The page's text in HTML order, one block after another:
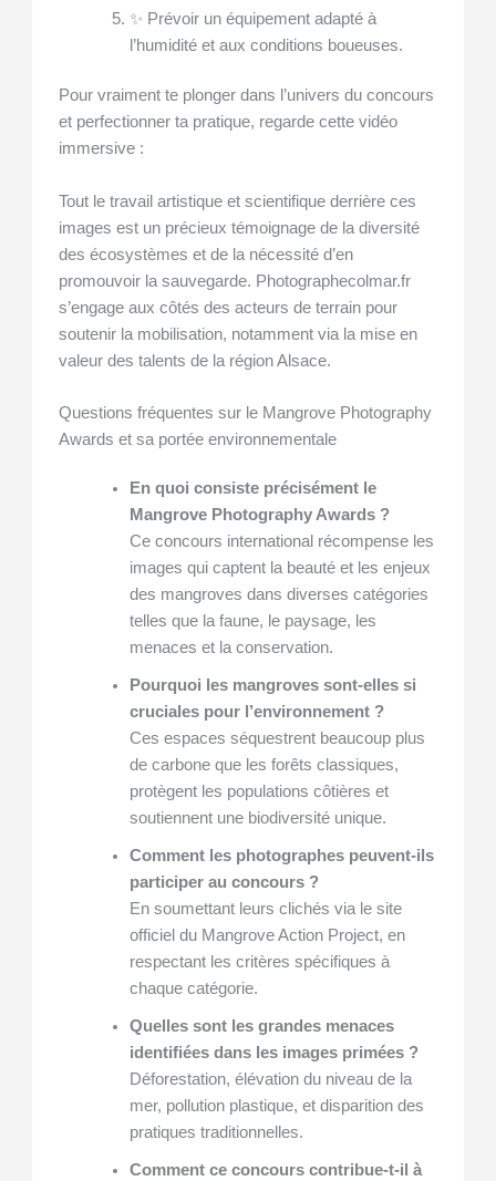
✨ Prévoir un équipement adapté à
l’humidité et aux conditions boueuses.
Pour vraiment te plonger dans l’univers du concours
et perfectionner ta pratique, regarde cette vidéo
immersive :
Tout le travail artistique et scientifique derrière ces
images est un précieux témoignage de la diversité
des écosystèmes et de la nécessité d’en
promouvoir la sauvegarde. Photographecolmar.fr
s’engage aux côtés des acteurs de terrain pour
soutenir la mobilisation, notamment via la mise en
valeur des talents de la région Alsace.
Questions fréquentes sur le Mangrove Photography
Awards et sa portée environnementale
En quoi consiste précisément le
Mangrove Photography Awards ?
Ce concours international récompense les
images qui captent la beauté et les enjeux
des mangroves dans diverses catégories
telles que la faune, le paysage, les
menaces et la conservation.
Pourquoi les mangroves sont-elles si
cruciales pour l’environnement ?
Ces espaces séquestrent beaucoup plus
de carbone que les forêts classiques,
protègent les populations côtières et
soutiennent une biodiversité unique.
Comment les photographes peuvent-ils
participer au concours ?
En soumettant leurs clichés via le site
officiel du Mangrove Action Project, en
respectant les critères spécifiques à
chaque catégorie.
Quelles sont les grandes menaces
identifiées dans les images primées ?
Déforestation, élévation du niveau de la
mer, pollution plastique, et disparition des
pratiques traditionnelles.
Comment ce concours contribue-t-il à